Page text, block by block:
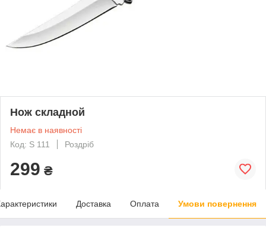
Нож складной
Немає в наявності
Код: S 111
Роздріб
299 ₴
Доставка Оплата Умови повернення